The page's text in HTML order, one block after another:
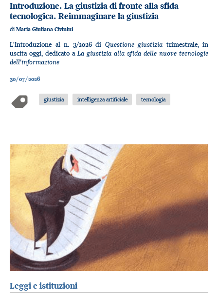
Introduzione. La giustizia di fronte alla sfida
tecnologica. Reimmaginare la giustizia
diMaria Giuliana Civinini
L'Introduzione al n. 3/2026 di Questione giustizia trimestrale, in
uscita oggi, dedicato a La giustizia alla sfida delle nuove tecnologie
dell'informazione
30/07/2026
giustizia intelligenza artificiale tecnologia
Leggi e istituzioni